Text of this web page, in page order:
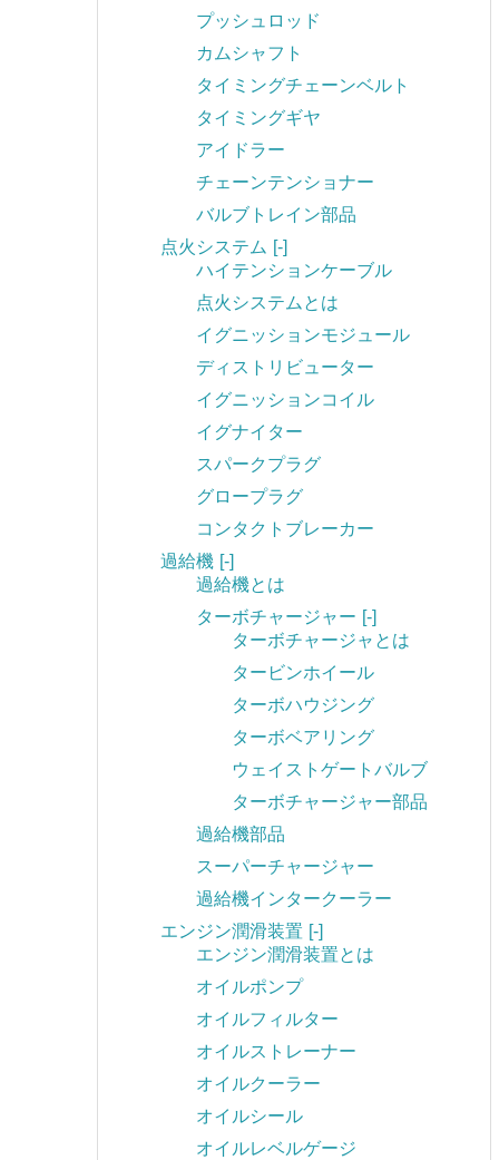
プッシュロッド
カムシャフト
タイミングチェーンベルト
タイミングギヤ
アイドラー
チェーンテンショナー
バルブトレイン部品
点火システム [-]
ハイテンションケーブル
点火システムとは
イグニッションモジュール
ディストリビューター
イグニッションコイル
イグナイター
スパークプラグ
グロープラグ
コンタクトブレーカー
過給機 [-]
過給機とは
ターボチャージャー [-]
ターボチャージャとは
タービンホイール
ターボハウジング
ターボベアリング
ウェイストゲートバルブ
ターボチャージャー部品
過給機部品
スーパーチャージャー
過給機インタークーラー
エンジン潤滑装置 [-]
エンジン潤滑装置とは
オイルポンプ
オイルフィルター
オイルストレーナー
オイルクーラー
オイルシール
オイルレベルゲージ